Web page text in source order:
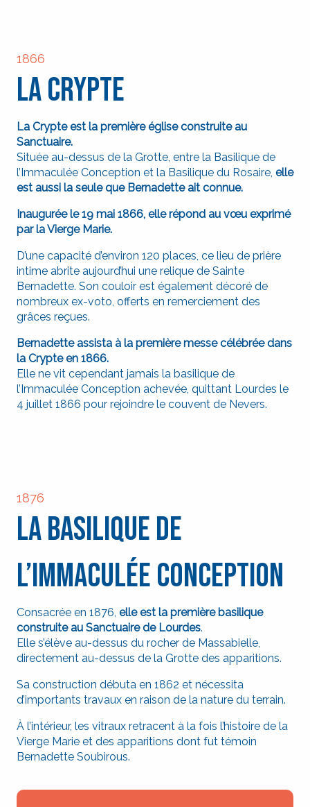
1866
La Crypte
La Crypte est la première église construite au
Sanctuaire.
Située au-dessus de la Grotte, entre la Basilique de
l’Immaculée Conception et la Basilique du Rosaire, elle
est aussi la seule que Bernadette ait connue.
Inaugurée le 19 mai 1866, elle répond au vœu exprimé
par la Vierge Marie.
D’une capacité d’environ 120 places, ce lieu de prière
intime abrite aujourd’hui une relique de Sainte
Bernadette. Son couloir est également décoré de
nombreux ex-voto, offerts en remerciement des
grâces reçues.
Bernadette assista à la première messe célébrée dans
la Crypte en 1866.
Elle ne vit cependant jamais la basilique de
l’Immaculée Conception achevée, quittant Lourdes le
4 juillet 1866 pour rejoindre le couvent de Nevers.
1876
La Basilique de
l’Immaculée Conception
Consacrée en 1876, elle est la première basilique
construite au Sanctuaire de Lourdes.
Elle s’élève au-dessus du rocher de Massabielle,
directement au-dessus de la Grotte des apparitions.
Sa construction débuta en 1862 et nécessita
d’importants travaux en raison de la nature du terrain.
À l’intérieur, les vitraux retracent à la fois l’histoire de la
Vierge Marie et des apparitions dont fut témoin
Bernadette Soubirous.